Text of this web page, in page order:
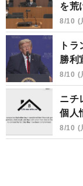
を荒
8/10 (
ト
勝利
8/10 (
ニチ
個人
8/10 (